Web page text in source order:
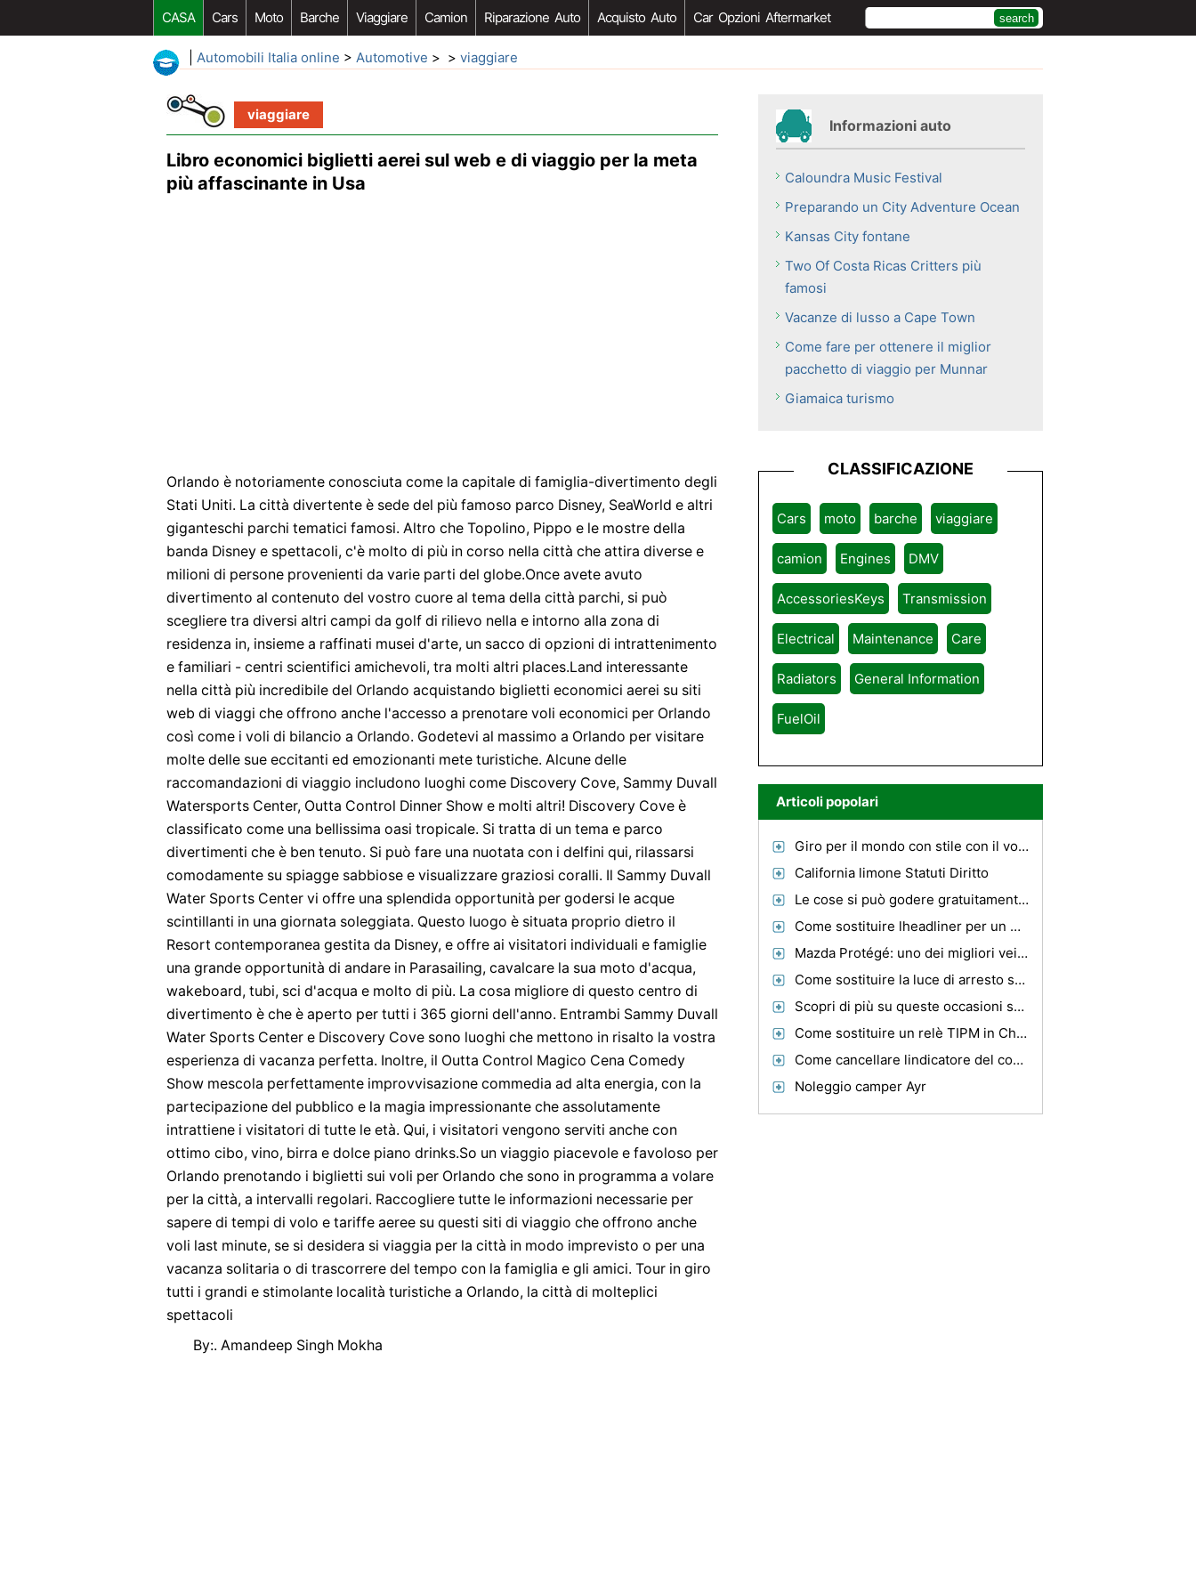
CASA Cars Moto Barche Viaggiare Camion Riparazione Auto Acquisto Auto Car Opzioni Aftermarket
Automobili Italia online > Automotive > > viaggiare
viaggiare
Libro economici biglietti aerei sul web e di viaggio per la meta
più affascinante in Usa
Orlando è notoriamente conosciuta come la capitale di famiglia-divertimento degli
Stati Uniti. La città divertente è sede del più famoso parco Disney, SeaWorld e altri
giganteschi parchi tematici famosi. Altro che Topolino, Pippo e le mostre della
banda Disney e spettacoli, c'è molto di più in corso nella città che attira diverse e
milioni di persone provenienti da varie parti del globe.Once avete avuto
divertimento al contenuto del vostro cuore al tema della città parchi, si può
scegliere tra diversi altri campi da golf di rilievo nella e intorno alla zona di
residenza in, insieme a raffinati musei d'arte, un sacco di opzioni di intrattenimento
e familiari - centri scientifici amichevoli, tra molti altri places.Land interessante
nella città più incredibile del Orlando acquistando biglietti economici aerei su siti
web di viaggi che offrono anche l'accesso a prenotare voli economici per Orlando
così come i voli di bilancio a Orlando. Godetevi al massimo a Orlando per visitare
molte delle sue eccitanti ed emozionanti mete turistiche. Alcune delle
raccomandazioni di viaggio includono luoghi come Discovery Cove, Sammy Duvall
Watersports Center, Outta Control Dinner Show e molti altri! Discovery Cove è
classificato come una bellissima oasi tropicale. Si tratta di un tema e parco
divertimenti che è ben tenuto. Si può fare una nuotata con i delfini qui, rilassarsi
comodamente su spiagge sabbiose e visualizzare graziosi coralli. Il Sammy Duvall
Water Sports Center vi offre una splendida opportunità per godersi le acque
scintillanti in una giornata soleggiata. Questo luogo è situata proprio dietro il
Resort contemporanea gestita da Disney, e offre ai visitatori individuali e famiglie
una grande opportunità di andare in Parasailing, cavalcare la sua moto d'acqua,
wakeboard, tubi, sci d'acqua e molto di più. La cosa migliore di questo centro di
divertimento è che è aperto per tutti i 365 giorni dell'anno. Entrambi Sammy Duvall
Water Sports Center e Discovery Cove sono luoghi che mettono in risalto la vostra
esperienza di vacanza perfetta. Inoltre, il Outta Control Magico Cena Comedy
Show mescola perfettamente improvvisazione commedia ad alta energia, con la
partecipazione del pubblico e la magia impressionante che assolutamente
intrattiene i visitatori di tutte le età. Qui, i visitatori vengono serviti anche con
ottimo cibo, vino, birra e dolce piano drinks.So un viaggio piacevole e favoloso per
Orlando prenotando i biglietti sui voli per Orlando che sono in programma a volare
per la città, a intervalli regolari. Raccogliere tutte le informazioni necessarie per
sapere di tempi di volo e tariffe aeree su questi siti di viaggio che offrono anche
voli last minute, se si desidera si viaggia per la città in modo imprevisto o per una
vacanza solitaria o di trascorrere del tempo con la famiglia e gli amici. Tour in giro
tutti i grandi e stimolante località turistiche a Orlando, la città di molteplici
spettacoli
By:. Amandeep Singh Mokha
Informazioni auto
Caloundra Music Festival
Preparando un City Adventure Ocean
Kansas City fontane
Two Of Costa Ricas Critters più
famosi
Vacanze di lusso a Cape Town
Come fare per ottenere il miglior
pacchetto di viaggio per Munnar
Giamaica turismo
CLASSIFICAZIONE
Cars moto barche viaggiare
camion Engines DMV
AccessoriesKeys Transmission
Electrical Maintenance Care
Radiators General Information
FuelOil
Articoli popolari
Giro per il mondo con stile con il vostro bagaglio
California limone Statuti Diritto
Le cose si può godere gratuitamente a Madrid
Come sostituire lheadliner per un Xj8 Jaguar Vanden Plas
Mazda Protégé: uno dei migliori veicoli di vendita di Mazda
Come sostituire la luce di arresto su una Volvo XC90
Scopri di più su queste occasioni su Bed and breakfast low cost e last minute Parigi Alberghi Londra
Come sostituire un relè TIPM in Chrysler Town & Country
Come cancellare lindicatore del codice di errore dellABS Light
Noleggio camper Ayr